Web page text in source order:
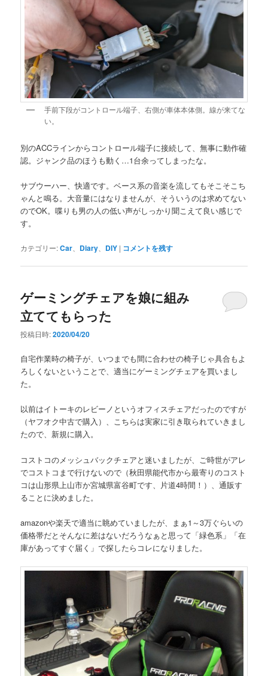
手前下段がコントロール端子、右側が車体本体側。線が来てな
い。
別のACCラインからコントロール端子に接続して、無事に動作確
認。ジャンク品のほうも動く…1台余ってしまったな。
サブウーハー、快適です。ベース系の音楽を流してもそこそこち
ゃんと鳴る。大音量にはなりませんが、そういうのは求めてない
のでOK。喋りも男の人の低い声がしっかり聞こえて良い感じで
す。
カテゴリー:Car Diary DIY | コメントを残す
ゲーミングチェアを娘に組み
立ててもらった
投稿日時:2020/04/20
自宅作業時の椅子が、いつまでも間に合わせの椅子じゃ具合もよ
ろしくないということで、適当にゲーミングチェアを買いまし
た。
以前はイトーキのレビーノというオフィスチェアだったのですが
（ヤフオク中古で購入）、こちらは実家に引き取られていきまし
たので、新規に購入。
コストコのメッシュバックチェアと迷いましたが、ご時世がアレ
でコストコまで行けないので（秋田県能代市から最寄りのコスト
コは山形県上山市か宮城県富谷町です、片道4時間！）、通販す
ることに決めました。
amazonや楽天で適当に眺めていましたが、まぁ1～3万ぐらいの
価格帯だとそんなに差はないだろうなぁと思って「緑色系」「在
庫があってすぐ届く」で探したらコレになりました。